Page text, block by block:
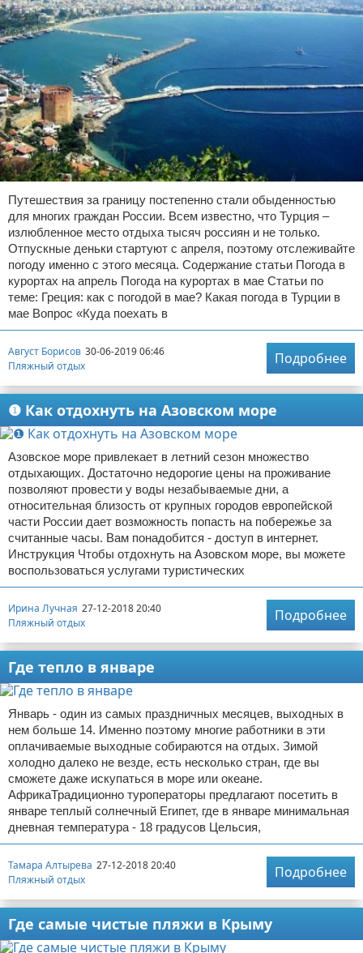
Путешествия за границу постепенно стали обыденностью
для многих граждан России. Всем известно, что Турция –
излюбленное место отдыха тысяч россиян и не только.
Отпускные деньки стартуют с апреля, поэтому отслеживайте
погоду именно с этого месяца. Содержание статьи Погода в
курортах на апрель Погода на курортах в мае Статьи по
теме: Греция: как с погодой в мае? Какая погода в Турции в
мае Вопрос «Куда поехать в
Август Борисов 30-06-2019 06:46
Пляжный отдых
Подробнее
❶ Как отдохнуть на Азовском море
Азовское море привлекает в летний сезон множество
отдыхающих. Достаточно недорогие цены на проживание
позволяют провести у воды незабываемые дни, а
относительная близость от крупных городов европейской
части России дает возможность попасть на побережье за
считанные часы. Вам понадобится - доступ в интернет.
Инструкция Чтобы отдохнуть на Азовском море, вы можете
воспользоваться услугами туристических
Ирина Лучная 27-12-2018 20:40
Пляжный отдых
Подробнее
Где тепло в январе
Январь - один из самых праздничных месяцев, выходных в
нем больше 14. Именно поэтому многие работники в эти
оплачиваемые выходные собираются на отдых. Зимой
холодно далеко не везде, есть несколько стран, где вы
сможете даже искупаться в море или океане.
АфрикаТрадиционно туроператоры предлагают посетить в
январе теплый солнечный Египет, где в январе минимальная
дневная температура - 18 градусов Цельсия,
Тамара Алтырева 27-12-2018 20:40
Пляжный отдых
Подробнее
Где самые чистые пляжи в Крыму